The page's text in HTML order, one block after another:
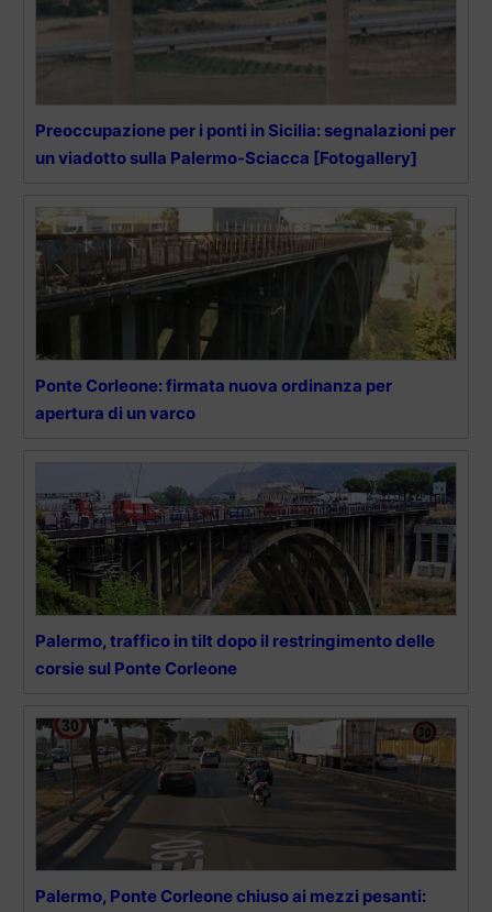
Preoccupazione per i ponti in Sicilia: segnalazioni per
un viadotto sulla Palermo-Sciacca [Fotogallery]
Ponte Corleone: firmata nuova ordinanza per
apertura di un varco
Palermo, traffico in tilt dopo il restringimento delle
corsie sul Ponte Corleone
Palermo, Ponte Corleone chiuso ai mezzi pesanti: